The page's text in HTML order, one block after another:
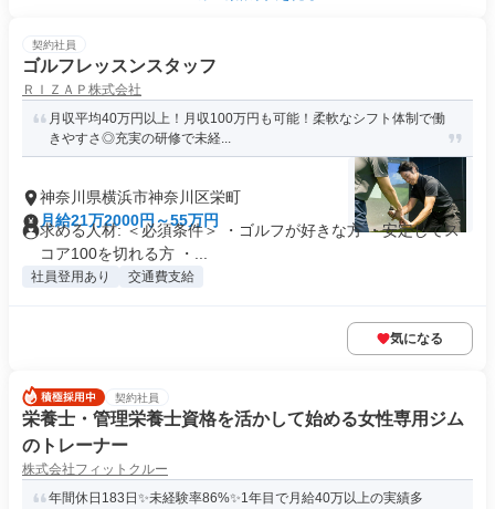
契約社員
ゴルフレッスンスタッフ
ＲＩＺＡＰ株式会社
月収平均40万円以上！月収100万円も可能！柔軟なシフト体制で働
きやすさ◎充実の研修で未経...
神奈川県横浜市神奈川区栄町
月給21万2000円～55万円
求める人材: ＜必須条件＞ ・ゴルフが好きな方 ・安定してス
コア100を切れる方 ・...
社員登用あり 交通費支給
気になる
契約社員
栄養士・管理栄養士資格を活かして始める女性専用ジム
のトレーナー
株式会社フィットクルー
年間休日183日✨未経験率86%✨1年目で月給40万以上の実績多